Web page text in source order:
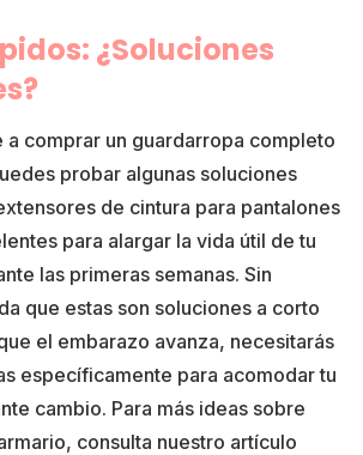
¿Soluciones
a comprar un guardarropa completo
probar algunas soluciones
de cintura para pantalones
para alargar la vida útil de tu
las primeras semanas. Sin
que estas son soluciones a corto
el embarazo avanza, necesitarás
específicamente para acomodar tu
cambio. Para más ideas sobre
consulta nuestro artículo